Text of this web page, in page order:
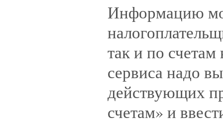
Информацию
так и по счетам
сервиса надо
действующих
счетам» и